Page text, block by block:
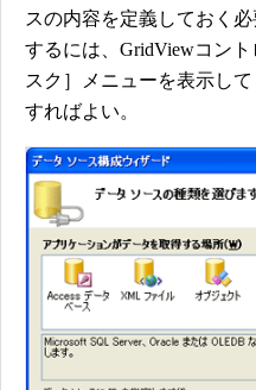
スの内容を定義しておく
するには、GridViewコン
スク］メニューを表示し
すればよい。